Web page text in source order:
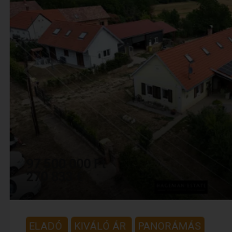
ELADÓ KIVÁLÓ ÁR PANORÁMÁS